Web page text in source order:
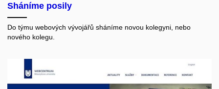
Sháníme posily
Do týmu webových vývojářů sháníme novou kolegyni, nebo
nového kolegu.